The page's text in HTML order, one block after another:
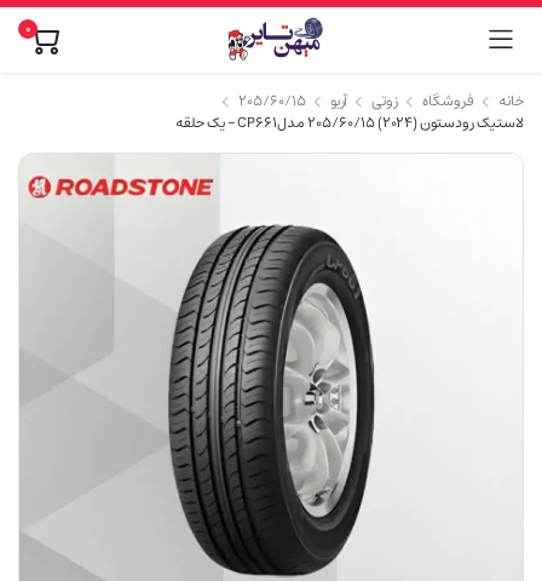
۰
خانه فروشگاه زوتی آریو
۲۰۵/۶۰/۱۵
لاستیک رودستون (2024) 205/60/15 مدلCP661 – یک حلقه